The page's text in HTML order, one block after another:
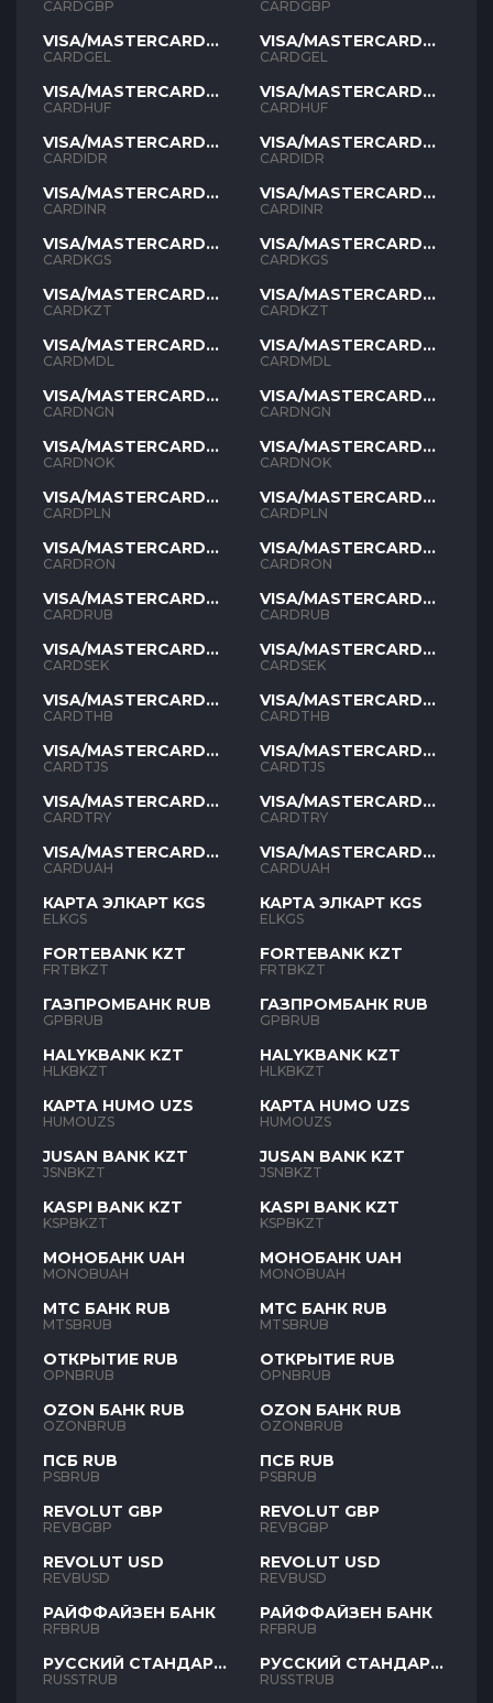
GBP
CARDGBP
VISA/MASTERCARD
GEL
CARDGEL
VISA/MASTERCARD
HUF
CARDHUF
VISA/MASTERCARD
IDR
CARDIDR
VISA/MASTERCARD
INR
CARDINR
VISA/MASTERCARD
KGS
CARDKGS
VISA/MASTERCARD
KZT
CARDKZT
VISA/MASTERCARD
MDL
CARDMDL
VISA/MASTERCARD
NGN
CARDNGN
VISA/MASTERCARD
NOK
CARDNOK
VISA/MASTERCARD
PLN
CARDPLN
VISA/MASTERCARD
RON
CARDRON
VISA/MASTERCARD
RUB
CARDRUB
VISA/MASTERCARD
SEK
CARDSEK
VISA/MASTERCARD
THB
CARDTHB
VISA/MASTERCARD
TJS
CARDTJS
VISA/MASTERCARD
TYR
CARDTRY
VISA/MASTERCARD
UAH
CARDUAH
КАРТА ЭЛКАРТ KGS
ELKGS
FORTEBANK KZT
FRTBKZT
ГАЗПРОМБАНК RUB
GPBRUB
HALYKBANK KZT
HLKBKZT
КАРТА HUMO UZS
HUMOUZS
JUSAN BANK KZT
JSNBKZT
KASPI BANK KZT
KSPBKZT
МОНОБАНК UAH
MONOBUAH
МТС БАНК RUB
MTSBRUB
ОТКРЫТИЕ RUB
OPNBRUB
OZON БАНК RUB
OZONBRUB
ПСБ RUB
PSBRUB
REVOLUT GBP
REVBGBP
REVOLUT USD
REVBUSD
РАЙФФАЙЗЕН БАНК
RFBRUB
РУССКИЙ СТАНДАРТ
RUB
RUSSTRUB
GBP
CARDGBP
VISA/MASTERCARD
GEL
CARDGEL
VISA/MASTERCARD
HUF
CARDHUF
VISA/MASTERCARD
IDR
CARDIDR
VISA/MASTERCARD
INR
CARDINR
VISA/MASTERCARD
KGS
CARDKGS
VISA/MASTERCARD
KZT
CARDKZT
VISA/MASTERCARD
MDL
CARDMDL
VISA/MASTERCARD
NGN
CARDNGN
VISA/MASTERCARD
NOK
CARDNOK
VISA/MASTERCARD
PLN
CARDPLN
VISA/MASTERCARD
RON
CARDRON
VISA/MASTERCARD
RUB
CARDRUB
VISA/MASTERCARD
SEK
CARDSEK
VISA/MASTERCARD
THB
CARDTHB
VISA/MASTERCARD
TJS
CARDTJS
VISA/MASTERCARD
TYR
CARDTRY
VISA/MASTERCARD
UAH
CARDUAH
КАРТА ЭЛКАРТ KGS
ELKGS
FORTEBANK KZT
FRTBKZT
ГАЗПРОМБАНК RUB
GPBRUB
HALYKBANK KZT
HLKBKZT
КАРТА HUMO UZS
HUMOUZS
JUSAN BANK KZT
JSNBKZT
KASPI BANK KZT
KSPBKZT
МОНОБАНК UAH
MONOBUAH
МТС БАНК RUB
MTSBRUB
ОТКРЫТИЕ RUB
OPNBRUB
OZON БАНК RUB
OZONBRUB
ПСБ RUB
PSBRUB
REVOLUT GBP
REVBGBP
REVOLUT USD
REVBUSD
РАЙФФАЙЗЕН БАНК
RFBRUB
РУССКИЙ СТАНДАРТ
RUB
RUSSTRUB